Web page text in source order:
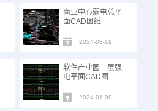
商业中心弱电总平
面CAD图纸
2024-03-19
软件产业园二层强
电平面CAD图
2024-01-09